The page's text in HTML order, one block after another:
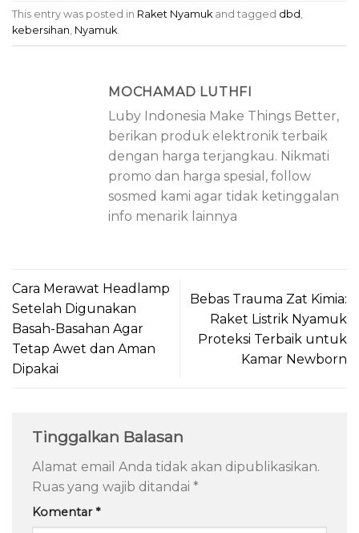
This entry was posted in Raket Nyamukand tagged dbd ,
kebersihan, Nyamuk.
MOCHAMAD LUTHFI
Luby Indonesia Make Things Better,
berikan produk elektronik terbaik
dengan harga terjangkau. Nikmati
promo dan harga spesial, follow
sosmed kami agar tidak ketinggalan
info menarik lainnya
Cara Merawat Headlamp
Setelah Digunakan
Basah-Basahan Agar
Tetap Awet dan Aman
Dipakai
Bebas Trauma Zat Kimia:
Raket Listrik Nyamuk
Proteksi Terbaik untuk
Kamar Newborn
Tinggalkan Balasan
Alamat email Anda tidak akan dipublikasikan.
Ruas yang wajib ditandai *
Komentar*